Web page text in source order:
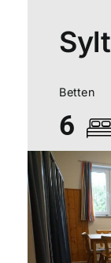
Sylt
Betten
6